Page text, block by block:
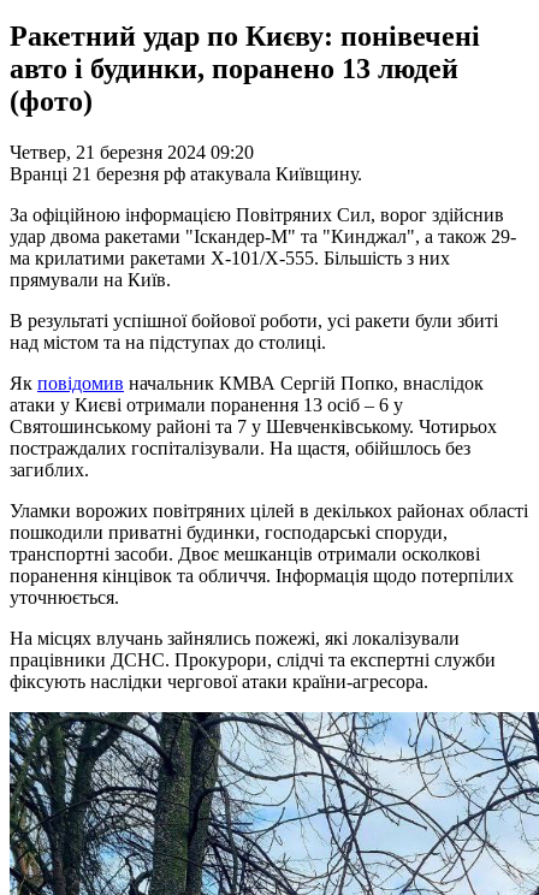
Ракетний удар по Києву: понівечені
авто і будинки, поранено 13 людей
(фото)
Четвер, 21 березня 2024 09:20
Вранці 21 березня рф атакувала Київщину.
За офіційною інформацією Повітряних Сил, ворог здійснив
удар двома ракетами "Іскандер-М" та "Кинджал", а також 29-
ма крилатими ракетами Х-101/Х-555. Більшість з них
прямували на Київ.
В результаті успішної бойової роботи, усі ракети були збиті
над містом та на підступах до столиці.
Як повідомив начальник КМВА Сергій Попко, внаслідок
атаки у Києві отримали поранення 13 осіб – 6 у
Святошинському районі та 7 у Шевченківському. Чотирьох
постраждалих госпіталізували. На щастя, обійшлось без
загиблих.
Уламки ворожих повітряних цілей в декількох районах області
пошкодили приватні будинки, господарські споруди,
транспортні засоби. Двоє мешканців отримали осколкові
поранення кінцівок та обличчя. Інформація щодо потерпілих
уточнюється.
На місцях влучань зайнялись пожежі, які локалізували
працівники ДСНС. Прокурори, слідчі та експертні служби
фіксують наслідки чергової атаки країни-агресора.